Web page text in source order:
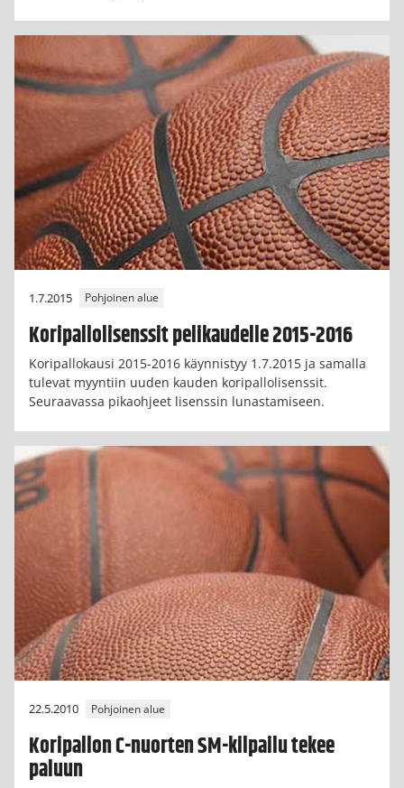
1.7.2015 Pohjoinen alue
Koripallolisenssit pelikaudelle 2015-2016
Koripallokausi 2015-2016 käynnistyy 1.7.2015 ja samalla
tulevat myyntiin uuden kauden koripallolisenssit.
Seuraavassa pikaohjeet lisenssin lunastamiseen.
22.5.2010 Pohjoinen alue
Koripallon C-nuorten SM-kilpailu tekee
paluun